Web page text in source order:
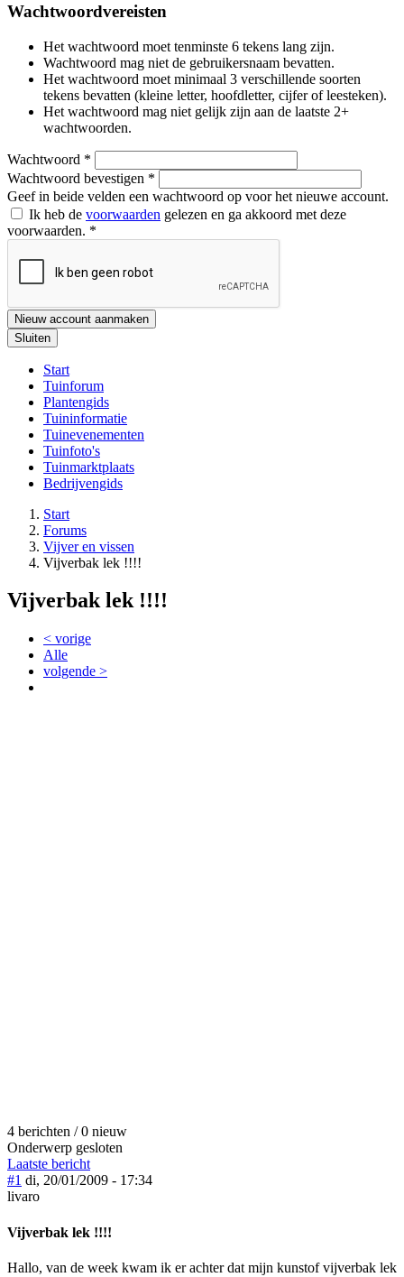
Wachtwoordvereisten
Het wachtwoord moet tenminste 6 tekens lang zijn.
Wachtwoord mag niet de gebruikersnaam bevatten.
Het wachtwoord moet minimaal 3 verschillende soorten
tekens bevatten (kleine letter, hoofdletter, cijfer of leesteken).
Het wachtwoord mag niet gelijk zijn aan de laatste 2+
wachtwoorden.
Wachtwoord *
Wachtwoord bevestigen *
Geef in beide velden een wachtwoord op voor het nieuwe account.
Ik heb de voorwaarden gelezen en ga akkoord met deze
voorwaarden. *
Nieuw account aanmaken
Sluiten
Start
Tuinforum
Plantengids
Tuininformatie
Tuinevenementen
Tuinfoto's
Tuinmarktplaats
Bedrijvengids
Start
Forums
Vijver en vissen
Vijverbak lek !!!!
Vijverbak lek !!!!
< vorige
Alle
volgende >
4 berichten / 0 nieuw
Onderwerp gesloten
Laatste bericht
#1 di, 20/01/2009 - 17:34
livaro
Vijverbak lek !!!!
Hallo, van de week kwam ik er achter dat mijn kunstof vijverbak lek